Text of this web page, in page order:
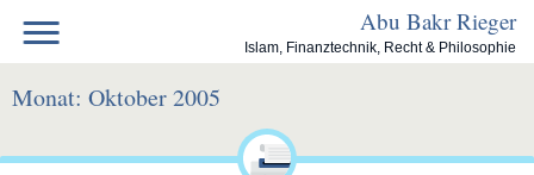
content
Abu Bakr Rieger
Islam, Finanztechnik, Recht & Philosophie
Monat: Oktober 2005